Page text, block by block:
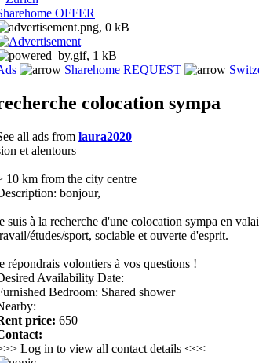
OFFER
Sharehome REQUEST
colocation sympa
all ads from laura2020
et alentours
10 km from the city centre
bonjour,
suis à la recherche d'une colocation sympa en
études/sport, sociable et ouverte d'esprit.
répondrais volontiers à vos questions !
Availability Date:
Bedroom: Shared shower
price: 650
Log in to view all contact details <<<